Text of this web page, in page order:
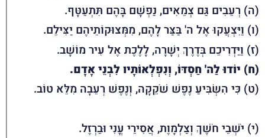
(ה) רְעֵבִים גַּם צְמֵאִים, נַפְשָׁם בָּהֶם תִּתְעַטָּף.
(ו) וַיִּצְעֲקוּ אֶל ה' בַּצַּר לָהֶם, מִמְּצוּקוֹתֵיהֶם יַצִּילֵם.
(ז) וַיַּדְרִיכֵם בְּדֶרֶךְ יְשָׁרָה, לָלֶכֶת אֶל עִיר מוֹשָׁב.
(ח) יוֹדוּ לַה' חַסְדּוֹ, וְנִפְלְאוֹתָיו לִבְנֵי אָדָם.
(ט) כִּי הִשְׂבִּיעַ נֶפֶשׁ שֹׁקֵקָה, וְנֶפֶשׁ רְעֵבָה מִלֵּא טוֹב.
(י) יֹשְׁבֵי חֹשֶׁךְ וְצַלְמָוֶת, אֲסִירֵי עֳנִי וּבַרְזֶל.